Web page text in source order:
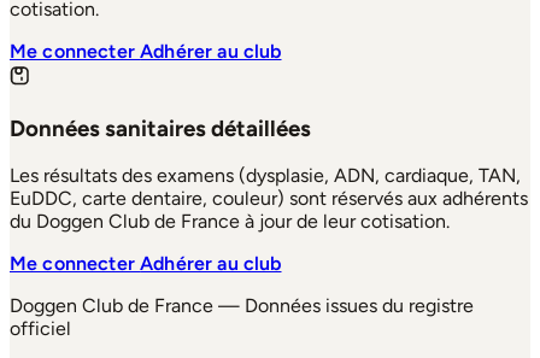
cotisation.
Me connecterAdhérer au club
Données sanitaires détaillées
Les résultats des examens (dysplasie, ADN, cardiaque, TAN,
EuDDC, carte dentaire, couleur) sont réservés aux adhérents
du Doggen Club de France à jour de leur cotisation.
Me connecterAdhérer au club
Doggen Club de France — Données issues du registre
officiel